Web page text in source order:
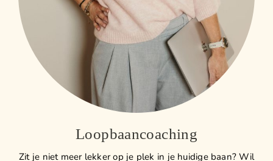
Loopbaancoaching
Zit je niet meer lekker op je plek in je huidige baan? Wil